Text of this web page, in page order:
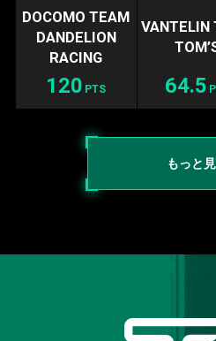
DOCOMO TEAM
DANDELION
RACING
120 PTS
VANTELIN
64.5
もっと